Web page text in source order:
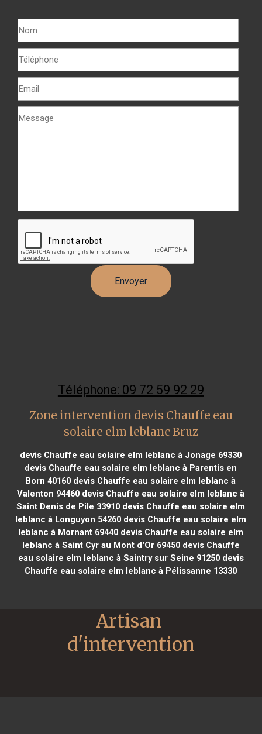
Téléphone: 09 72 59 92 29
Zone intervention devis Chauffe eau
solaire elm leblanc Bruz
devis Chauffe eau solaire elm leblanc à Jonage 69330
devis Chauffe eau solaire elm leblanc à Parentis en
Born 40160 devis Chauffe eau solaire elm leblanc à
Valenton 94460 devis Chauffe eau solaire elm leblanc à
Saint Denis de Pile 33910 devis Chauffe eau solaire elm
leblanc à Longuyon 54260 devis Chauffe eau solaire elm
leblanc à Mornant 69440 devis Chauffe eau solaire elm
leblanc à Saint Cyr au Mont d'Or 69450devis Chauffe
eau solaire elm leblanc à Saintry sur Seine 91250devis
Chauffe eau solaire elm leblanc à Pélissanne 13330
Artisan
d'intervention